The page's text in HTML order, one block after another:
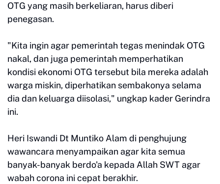
OTG yang masih berkeliaran, harus diberi
penegasan.
"Kita ingin agar pemerintah tegas menindak OTG
nakal, dan juga pemerintah memperhatikan
kondisi ekonomi OTG tersebut bila mereka adalah
warga miskin, diperhatikan sembakonya selama
dia dan keluarga diisolasi," ungkap kader Gerindra
ini.
Heri Iswandi Dt Muntiko Alam di penghujung
wawancara menyampaikan agar kita semua
banyak-banyak berdo'a kepada Allah SWT agar
wabah corona ini cepat berakhir.